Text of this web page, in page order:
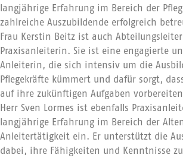
langjährige Erfahrung im Bereich der
zahlreiche Auszubildende erfolgreich
Frau Kerstin Beitz ist auch
Praxisanleiterin. Sie ist eine engagierte
Anleiterin, die sich intensiv um die
Pflegekräfte kümmert und dafür sorgt,
auf ihre zukünftigen Aufgaben
Herr Sven Lormes ist ebenfalls
langjährige Erfahrung im Bereich der
Anleitertätigkeit ein. Er unterstützt die
dabei, ihre Fähigkeiten und Kenntnisse